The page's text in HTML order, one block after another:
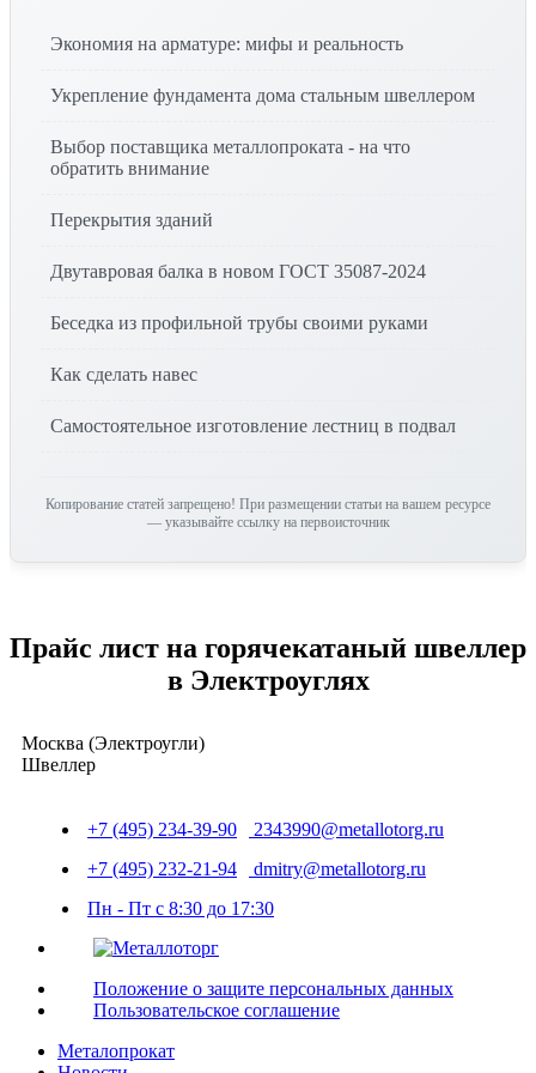
Экономия на арматуре: мифы и реальность
Укрепление фундамента дома стальным швеллером
Выбор поставщика металлопроката - на что
обратить внимание
Перекрытия зданий
Двутавровая балка в новом ГОСТ 35087-2024
Беседка из профильной трубы своими руками
Как сделать навес
Самостоятельное изготовление лестниц в подвал
Копирование статей запрещено! При размещении статьи на вашем ресурсе
— указывайте ссылку на первоисточник
Прайс лист на горячекатаный швеллер
в Электроуглях
Москва (Электроугли)
Швеллер
+7 (495) 234-39-90
2343990@metallotorg.ru
+7 (495) 232-21-94
dmitry@metallotorg.ru
Пн - Пт с 8:30 до 17:30
Положение о защите персональных данных
Пользовательское соглашение
Металопрокат